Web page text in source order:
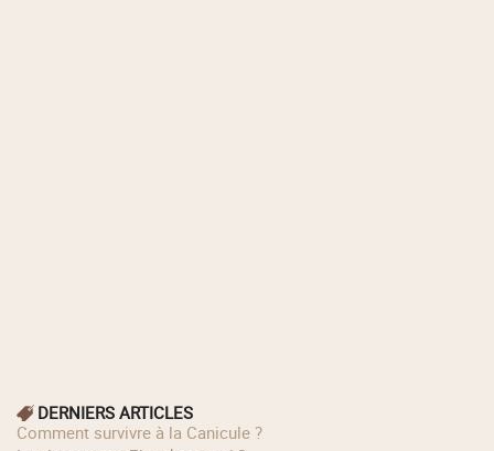
DERNIERS ARTICLES
Comment survivre à la Canicule ?